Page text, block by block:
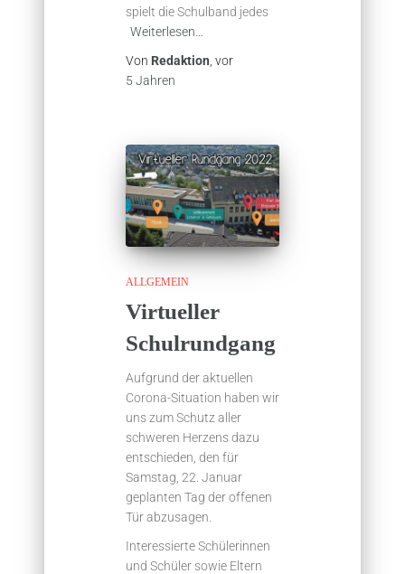
spielt die Schulband jedes
Weiterlesen…
Von Redaktion , vor
5 Jahren
ALLGEMEIN
Virtueller
Schulrundgang
Aufgrund der aktuellen
Corona-Situation haben wir
uns zum Schutz aller
schweren Herzens dazu
entschieden, den für
Samstag, 22. Januar
geplanten Tag der offenen
Tür abzusagen.
Interessierte Schülerinnen
und Schüler sowie Eltern